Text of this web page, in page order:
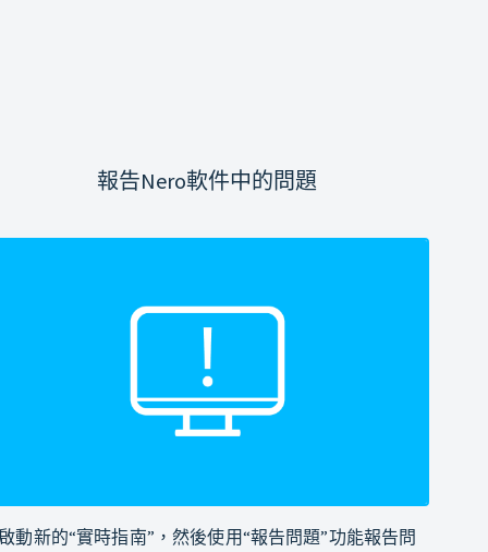
報告Nero軟件中的問題
動新的“實時指南”，然後使用“報告問題”功能報告問